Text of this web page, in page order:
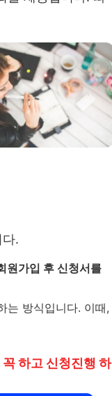
.
원가입 후 신청서를
는 방식입니다. 이때,
하고 신청진행 하